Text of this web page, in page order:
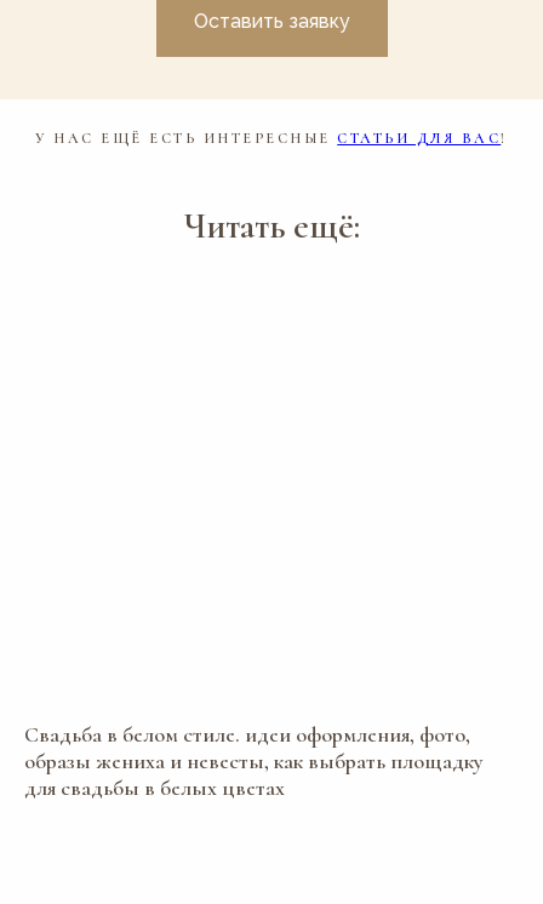
Оставить заявку
У НАС ЕЩЁ ЕСТЬ ИНТЕРЕСНЫЕСТАТЬИ ДЛЯ ВАС!
Читать ещё:
Свадьба в белом стиле. идеи оформления, фото,
образы жениха и невесты, как выбрать площадку
для свадьбы в белых цветах